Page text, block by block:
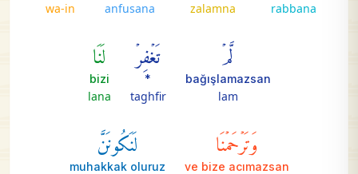
rabbana
zalamna
anfusana
wa-in
لَّمۡ
bağışlamazsan
lam
تَغۡفِرۡ
*
taghfir
لَنَا
bizi
lana
وَتَرۡحَمۡنَا
ve bize acımazsan
لَنَكُونَنَّ
muhakkak oluruz